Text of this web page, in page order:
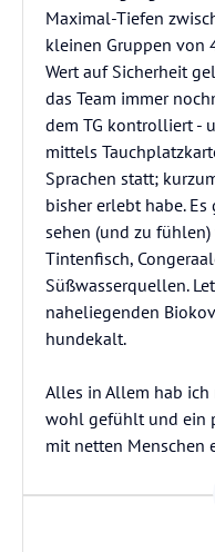
Maximal-Tiefen
kleinen Gruppen von
Wert auf Sicherheit
das Team immer
dem TG kontrolliert -
mittels
Sprachen statt;
bisher erlebt habe. Es
sehen (und zu
Tintenfisch,
Süßwasserquellen.
naheliegenden
hundekalt.
Alles in Allem hab ich
wohl gefühlt und ein
mit netten Menschen